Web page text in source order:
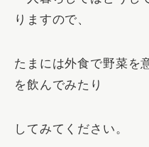
りますので、
たまには外食で野菜を
を飲んでみたり
してみてください。